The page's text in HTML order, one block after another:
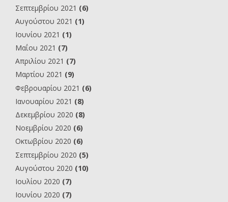
Σεπτεμβρίου 2021 (6)
Αυγούστου 2021 (1)
Ιουνίου 2021 (1)
Μαΐου 2021 (7)
Απριλίου 2021 (7)
Μαρτίου 2021 (9)
Φεβρουαρίου 2021 (6)
Ιανουαρίου 2021 (8)
Δεκεμβρίου 2020 (8)
Νοεμβρίου 2020 (6)
Οκτωβρίου 2020 (6)
Σεπτεμβρίου 2020 (5)
Αυγούστου 2020 (10)
Ιουλίου 2020 (7)
Ιουνίου 2020 (7)